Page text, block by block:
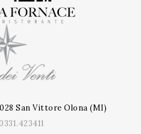
San Vittore Olona (MI)